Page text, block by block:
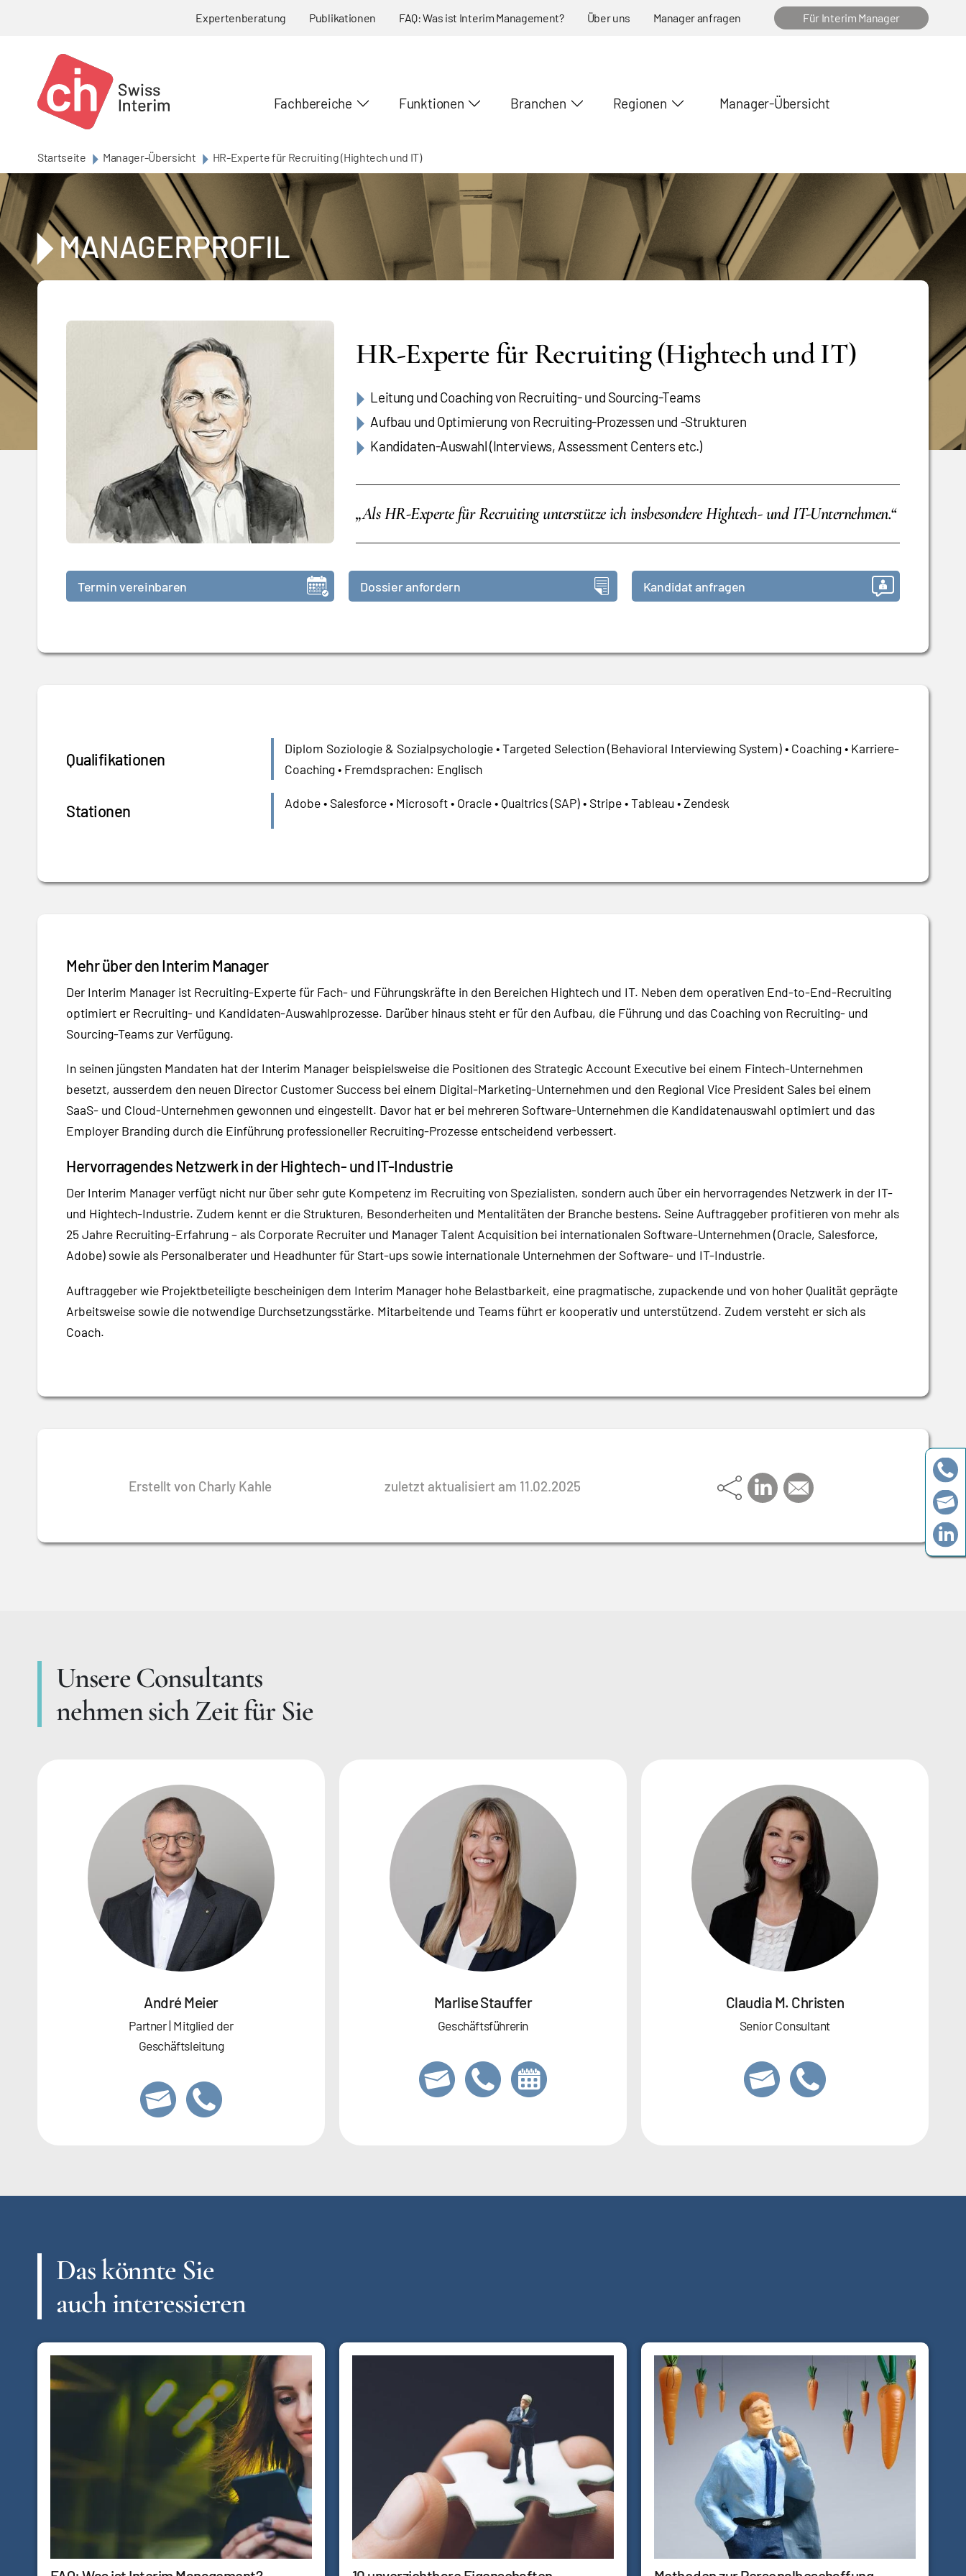
Expertenberatung Publikationen FAQ: Was ist Interim Management? Über uns Manager anfragen Für Interim Manager
Fachbereiche Funktionen Branchen Regionen Manager-Übersicht
Startseite Manager-Übersicht HR-Experte für Recruiting (Hightech und IT)
MANAGERPROFIL
HR-Experte für Recruiting (Hightech und IT)
Leitung und Coaching von Recruiting- und Sourcing-Teams
Aufbau und Optimierung von Recruiting-Prozessen und -Strukturen
Kandidaten-Auswahl (Interviews, Assessment Centers etc.)
„Als HR-Experte für Recruiting unterstütze ich insbesondere Hightech- und IT-Unternehmen.“
Termin vereinbaren Dossier anfordern Kandidat anfragen
Qualifikationen
Diplom Soziologie & Sozialpsychologie • Targeted Selection (Behavioral Interviewing System) • Coaching • Karriere-
Coaching • Fremdsprachen: Englisch
Stationen Adobe • Salesforce • Microsoft • Oracle • Qualtrics (SAP) • Stripe • Tableau • Zendesk
Mehr über den Interim Manager
Der Interim Manager ist Recruiting-Experte für Fach- und Führungskräfte in den Bereichen Hightech und IT. Neben dem operativen End-to-End-Recruiting
optimiert er Recruiting- und Kandidaten-Auswahlprozesse. Darüber hinaus steht er für den Aufbau, die Führung und das Coaching von Recruiting- und
Sourcing-Teams zur Verfügung.
In seinen jüngsten Mandaten hat der Interim Manager beispielsweise die Positionen des Strategic Account Executive bei einem Fintech-Unternehmen
besetzt, ausserdem den neuen Director Customer Success bei einem Digital-Marketing-Unternehmen und den Regional Vice President Sales bei einem
SaaS- und Cloud-Unternehmen gewonnen und eingestellt. Davor hat er bei mehreren Software-Unternehmen die Kandidatenauswahl optimiert und das
Employer Branding durch die Einführung professioneller Recruiting-Prozesse entscheidend verbessert.
Hervorragendes Netzwerk in der Hightech- und IT-Industrie
Der Interim Manager verfügt nicht nur über sehr gute Kompetenz im Recruiting von Spezialisten, sondern auch über ein hervorragendes Netzwerk in der IT-
und Hightech-Industrie. Zudem kennt er die Strukturen, Besonderheiten und Mentalitäten der Branche bestens. Seine Auftraggeber profitieren von mehr als
25 Jahre Recruiting-Erfahrung – als Corporate Recruiter und Manager Talent Acquisition bei internationalen Software-Unternehmen (Oracle, Salesforce,
Adobe) sowie als Personalberater und Headhunter für Start-ups sowie internationale Unternehmen der Software- und IT-Industrie.
Auftraggeber wie Projektbeteiligte bescheinigen dem Interim Manager hohe Belastbarkeit, eine pragmatische, zupackende und von hoher Qualität geprägte
Arbeitsweise sowie die notwendige Durchsetzungsstärke. Mitarbeitende und Teams führt er kooperativ und unterstützend. Zudem versteht er sich als
Coach.
Erstellt von Charly Kahle zuletzt aktualisiert am 11.02.2025
Unsere Consultants
nehmen sich Zeit für Sie
André Meier
Partner | Mitglied der
Geschäftsleitung
Marlise Stauffer
Geschäftsführerin
Claudia M. Christen
Senior Consultant
Das könnte Sie
auch interessieren